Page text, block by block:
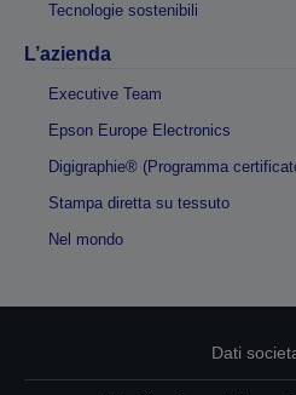
Tecnologie sostenibili
L’azienda
Executive Team
Epson Europe Electronics
Digigraphie® (Programma
Stampa diretta su tessuto
Nel mondo
Dati